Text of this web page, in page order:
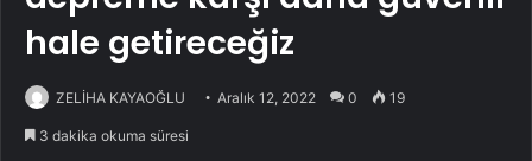
hale getireceğiz
ZELİHA KAYAOĞLU Aralık 12, 2022 0 19
3 dakika okuma süresi